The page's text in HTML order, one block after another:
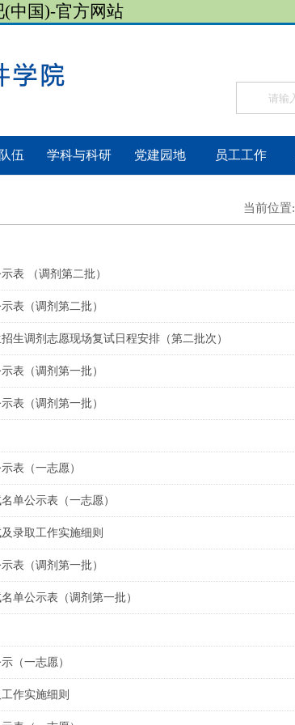
(中国)-官方网站
伍 学科与科研 党建园地 员工工作
当前位置:
表 （调剂第二批）
表（调剂第二批）
生调剂志愿现场复试日程安排（第二批次）
表（调剂第一批）
表（调剂第一批）
表（一志愿）
单公示表（一志愿）
录取工作实施细则
表（调剂第一批）
单公示表（调剂第一批）
（一志愿）
作实施细则